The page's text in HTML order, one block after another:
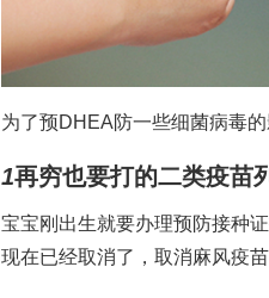
为了预DHEA防一些细菌病毒
1再穷也要打的二类疫苗
宝宝刚出生就要办理预防接种
现在已经取消了，取消麻风疫